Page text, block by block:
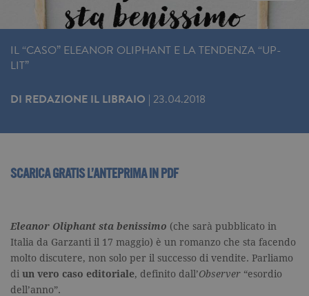
IL “CASO” ELEANOR OLIPHANT E LA TENDENZA “UP-
LIT”
DI REDAZIONE IL LIBRAIO | 23.04.2018
SCARICA GRATIS L’ANTEPRIMA IN PDF
Eleanor Oliphant sta benissimo (che sarà pubblicato in
Italia da Garzanti il 17 maggio) è un romanzo che sta facendo
molto discutere, non solo per il successo di vendite. Parliamo
di un vero caso editoriale, definito dall’Observer “esordio
dell’anno”.